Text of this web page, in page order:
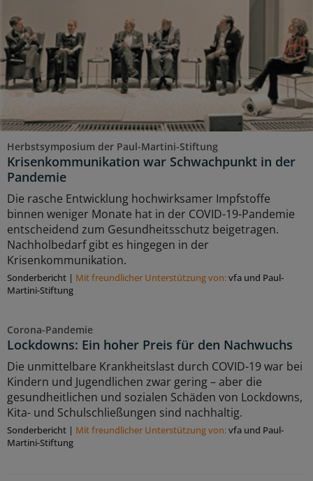
Herbstsymposium der Paul-Martini-Stiftung
Krisenkommunikation war Schwachpunkt in der
Pandemie
Die rasche Entwicklung hochwirksamer Impfstoffe
binnen weniger Monate hat in der COVID-19-Pandemie
entscheidend zum Gesundheitsschutz beigetragen.
Nachholbedarf gibt es hingegen in der
Krisenkommunikation.
Sonderbericht | Mit freundlicher Unterstützung von:vfa und Paul-
Martini-Stiftung
Corona-Pandemie
Lockdowns: Ein hoher Preis für den Nachwuchs
Die unmittelbare Krankheitslast durch COVID-19 war bei
Kindern und Jugendlichen zwar gering – aber die
gesundheitlichen und sozialen Schäden von Lockdowns,
Kita- und Schulschließungen sind nachhaltig.
Sonderbericht | Mit freundlicher Unterstützung von:vfa und Paul-
Martini-Stiftung